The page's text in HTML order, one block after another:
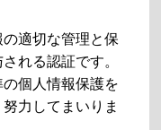
適切な管理と保
れる認証です。
個人情報保護を
力してまいりま